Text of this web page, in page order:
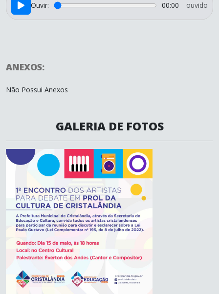
Ouvir: 00:00 ouvido
ANEXOS:
Não Possui Anexos
GALERIA DE FOTOS